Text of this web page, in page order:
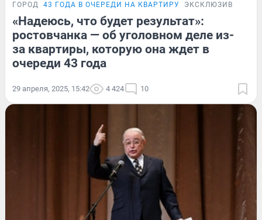
ГОРОД 43 ГОДА В ОЧЕРЕДИ НА КВАРТИРУ ЭКСКЛЮЗИВ
«Надеюсь, что будет результат»:
ростовчанка — об уголовном деле из-
за квартиры, которую она ждет в
очереди 43 года
29 апреля, 2025, 15:42 4 424 10